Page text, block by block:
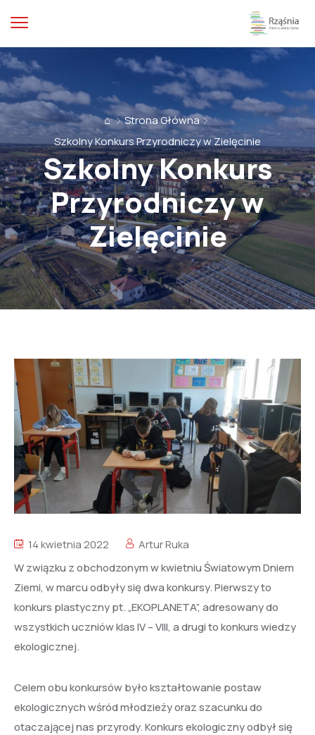
⌂
Strona Główna
Szkolny Konkurs Przyrodniczy w Zielęcinie
Szkolny Konkurs
Przyrodniczy w
Zielęcinie
14 kwietnia 2022
Artur Ruka
W związku z obchodzonym w kwietniu Światowym Dniem
Ziemi, w marcu odbyły się dwa konkursy. Pierwszy to
konkurs plastyczny pt. „EKOPLANETA”, adresowany do
wszystkich uczniów klas IV – VIII, a drugi to konkurs wiedzy
ekologicznej.
Celem obu konkursów było kształtowanie postaw
ekologicznych wśród młodzieży oraz szacunku do
otaczającej nas przyrody. Konkurs ekologiczny odbył się